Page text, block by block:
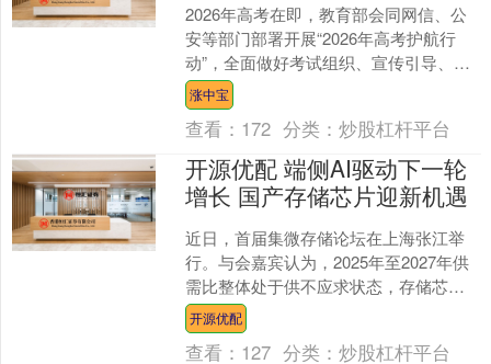
2026年高考在即，教育部会同网信、公
安等部门部署开展“2026年高考护航行
动”，全面做好考试组织、宣传引导、考
生服务等各项工作，全力护航“平安高
考”。 202....
涨中宝
查看： 172 分类：炒股杠杆平台
开源优配 端侧AI驱动下一轮
增长 国产存储芯片迎新机遇
近日，首届集微存储论坛在上海张江举
行。与会嘉宾认为，2025年至2027年供
需比整体处于供不应求状态，存储芯片
涨价趋势有望持续，2027年或成为观察
价格趋势的转....
开源优配
查看： 127 分类：炒股杠杆平台